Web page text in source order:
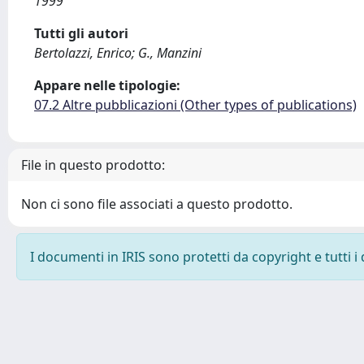
Tutti gli autori
Bertolazzi, Enrico; G., Manzini
Appare nelle tipologie:
07.2 Altre pubblicazioni (Other types of publications)
File in questo prodotto:
Non ci sono file associati a questo prodotto.
I documenti in IRIS sono protetti da copyright e tutti